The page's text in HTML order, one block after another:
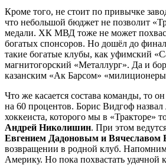
Кроме того, не стоит по привычке
что небольшой бюджет не позволит
медали. ХК МВД тоже не может
богатых спонсоров. Но дошёл до
такие богатые клубы, как уфимский
магнитогорский «Металлург». Да и
казанским «Ак Барсом»
Что же касается состава команды, то
на 60 процентов. Борис Видгоф
хоккеиста, которого мы в «Тракторе»
Андрей Николишин. При этом
Евгением Дадоновым и Вячеславом
возвращении в родной клуб.
Америку. Но пока похвастать удачной